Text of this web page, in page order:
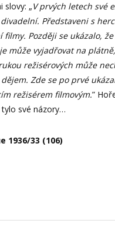
slovy: „V prvých letech své
Představeni s
filmy. Později se ukázalo,
může vyjadřovat na
režisérových může
Zde se po prvé
režisérem filmovým.”
své názory…
1936/33 (106)